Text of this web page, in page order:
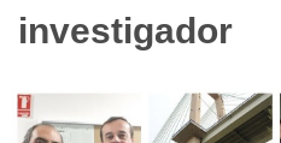
investigador